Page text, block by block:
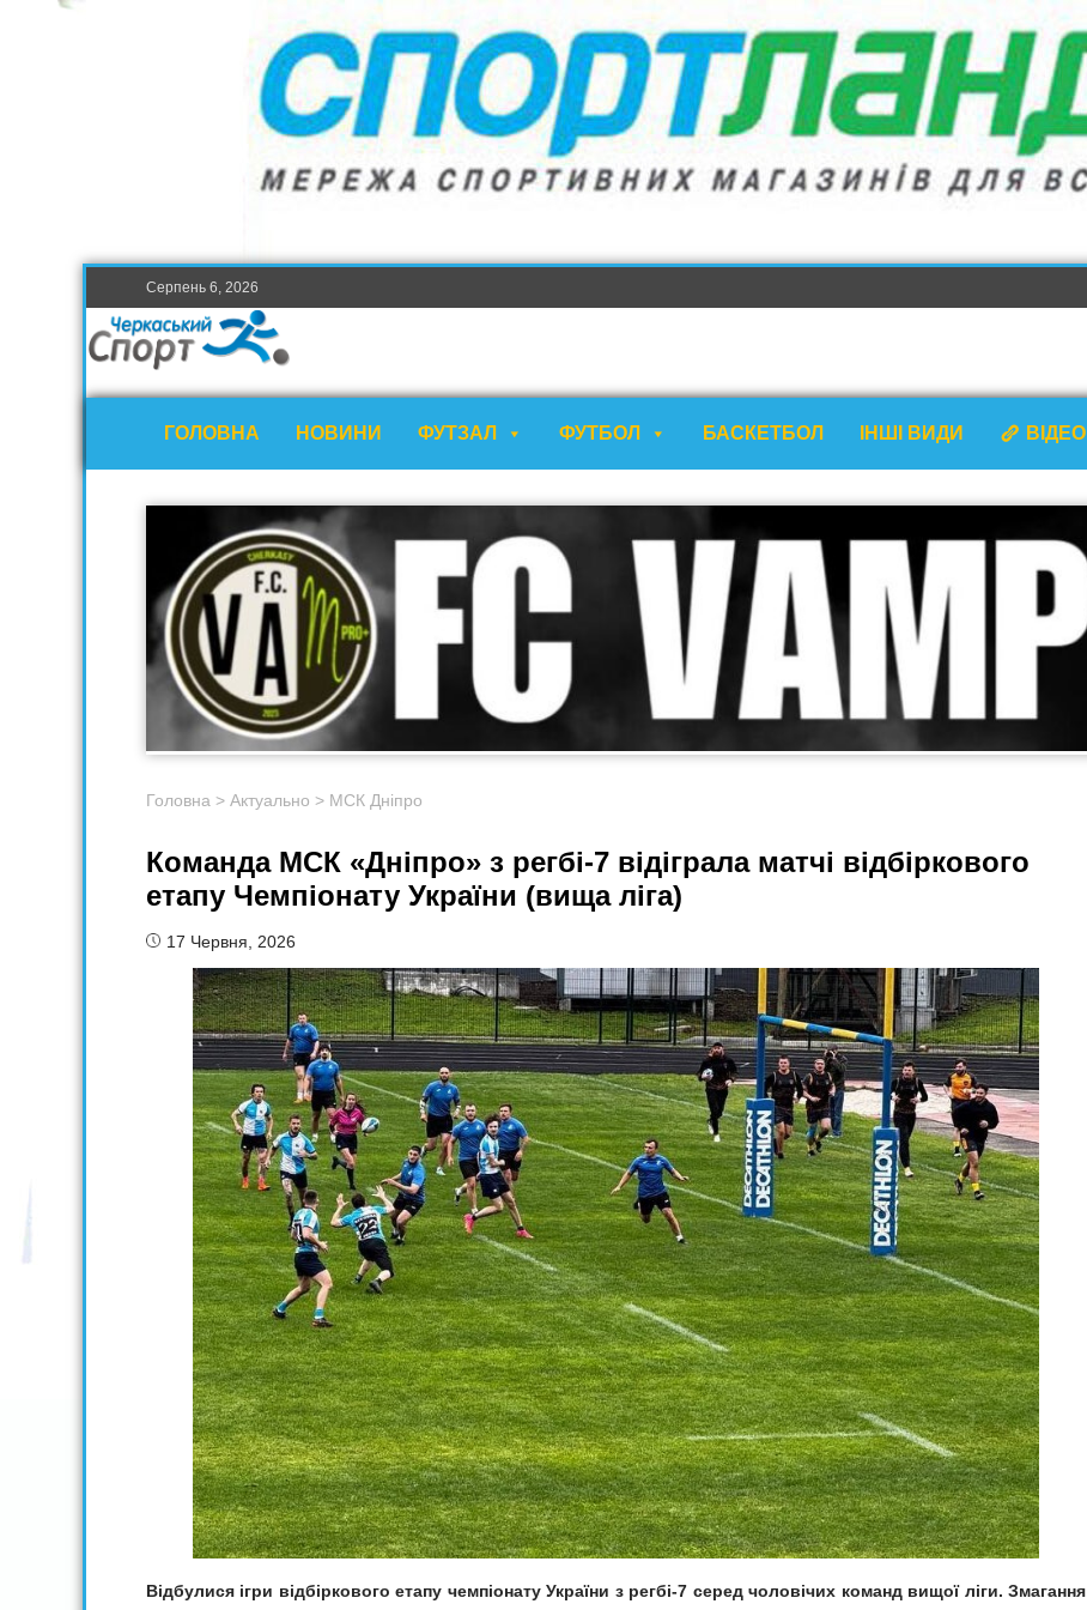
Серпень 6, 2026
ГОЛОВНА НОВИНИ ФУТЗАЛ ФУТБОЛ БАСКЕТБОЛ ІНШІ ВИДИ ВІДЕО
Головна > Актуально > МСК Дніпро
Команда МСК «Дніпро» з регбі-7 відіграла матчі відбіркового
етапу Чемпіонату України (вища ліга)
17 Червня, 2026
Відбулися ігри відбіркового етапу чемпіонату України з регбі-7 серед чоловічих команд вищої ліги. Змагання